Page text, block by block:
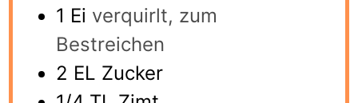
1 Ei verquirlt, zum
Bestreichen
2 EL Zucker